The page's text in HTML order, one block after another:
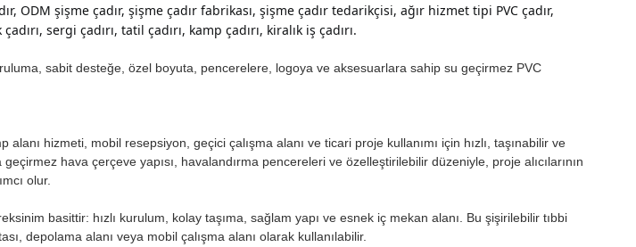
ODM şişme çadır, şişme çadır fabrikası, şişme çadır tedarikçisi, ağır hizmet tipi PVC çadır,
sergi çadırı, tatil çadırı, kamp çadırı, kiralık iş çadırı.
sabit desteğe, özel boyuta, pencerelere, logoya ve aksesuarlara sahip su geçirmez PVC
hizmeti, mobil resepsiyon, geçici çalışma alanı ve ticari proje kullanımı için hızlı, taşınabilir ve
hava çerçeve yapısı, havalandırma pencereleri ve özelleştirilebilir düzeniyle, proje alıcılarının
olur.
basittir: hızlı kurulum, kolay taşıma, sağlam yapı ve esnek iç mekan alanı. Bu şişirilebilir tıbbi
depolama alanı veya mobil çalışma alanı olarak kullanılabilir.